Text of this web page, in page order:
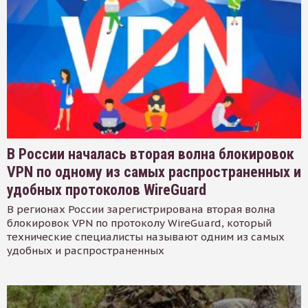
В России началась вторая волна блокировок
VPN по одному из самых распространенных и
удобных протоколов WireGuard
В регионах России зарегистрирована вторая волна
блокировок VPN по протоколу WireGuard, который
технические специалисты называют одним из самых
удобных и распространенных